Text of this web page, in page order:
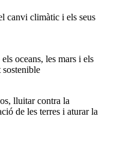
canvi climàtic i els seus
oceans, les mars i els
sostenible
lluitar contra la
de les terres i aturar la